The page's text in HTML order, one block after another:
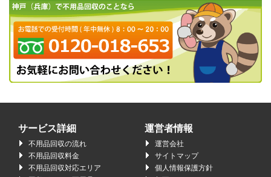
サービス詳細
不用品回収の流れ
不用品回収料金
不用品回収対応エリア
運営者情報
運営会社
サイトマップ
個人情報保護方針